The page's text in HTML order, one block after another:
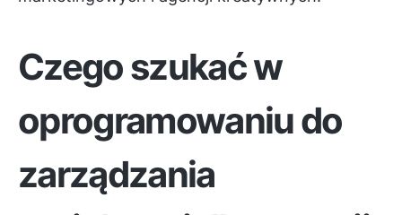
Czego szukać w
oprogramowaniu do
zarządzania